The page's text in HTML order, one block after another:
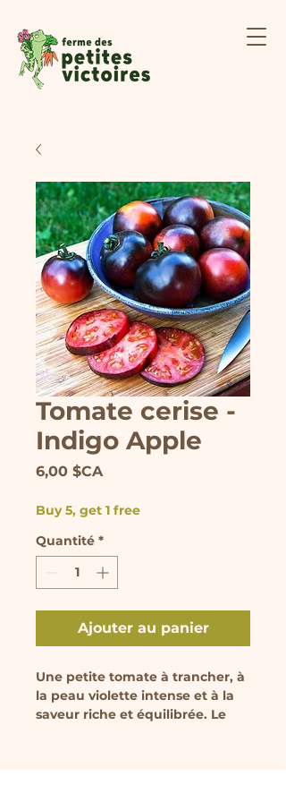
Tomate cerise -
Indigo Apple
6,00 $CAPrix
Buy 5, get 1 free
Quantité *
Ajouter au panier
Une petite tomate à trancher, à
la peau violette intense et à la
saveur riche et équilibrée. Le